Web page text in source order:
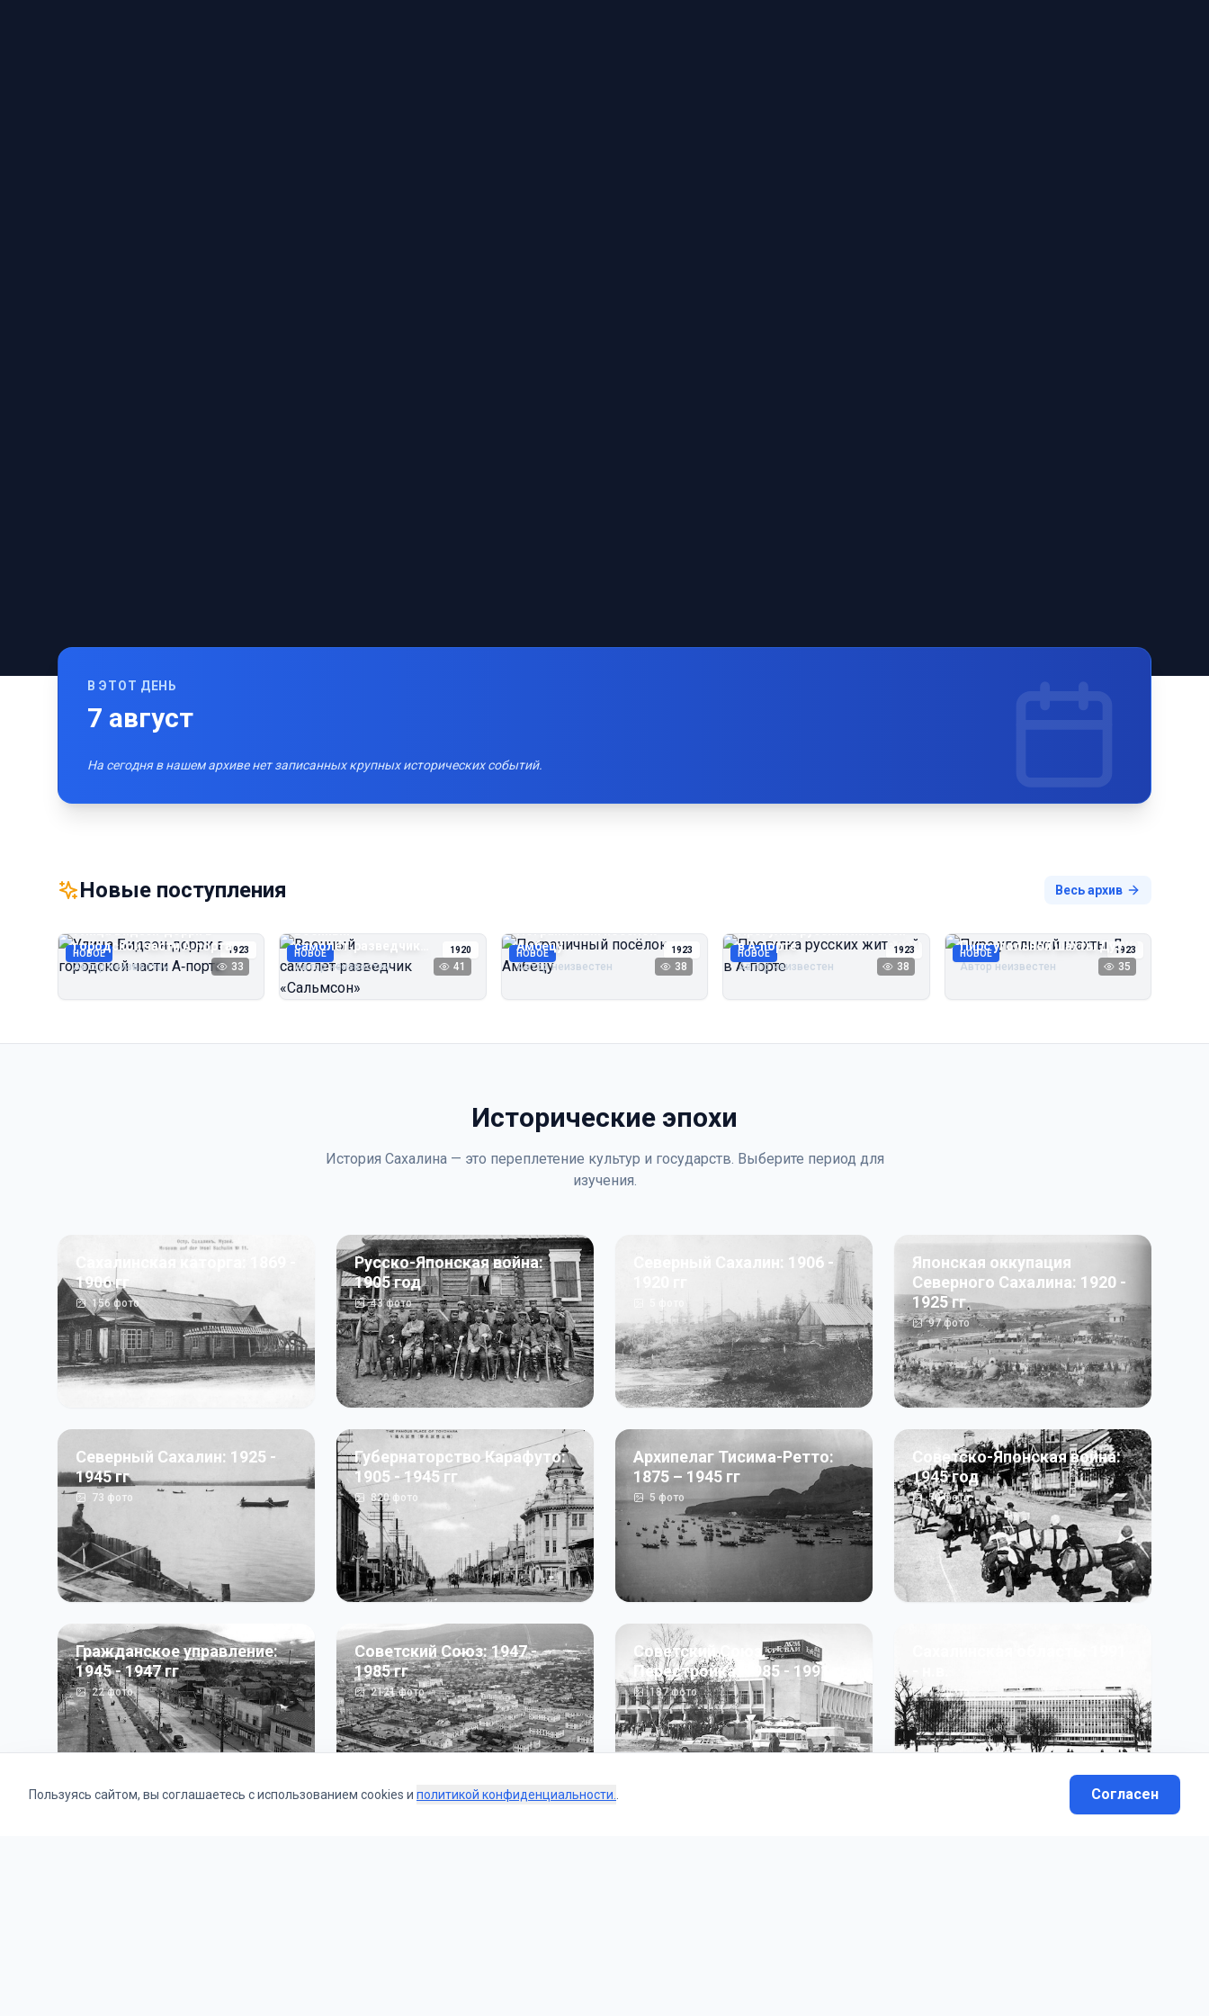
В ЭТОТ ДЕНЬ
7 август
На сегодня в нашем архиве нет записанных крупных исторических событий.
Новые поступления Весь архив
НОВОЕ 1923
Улица Бидзэн‑дорри в
городской части А‑порта
Автор неизвестен 33
НОВОЕ 1920
Военный
самолёт‑разведчик
«Сальмсон»
Автор неизвестен 41
НОВОЕ 1923
Пограничный посёлок
Амбецу
Автор неизвестен 38
НОВОЕ 1923
Прогулка русских жителей
в А‑порте
Автор неизвестен 38
НОВОЕ 1923
Пирс угольной шахты Дуэ
Автор неизвестен 35
Исторические эпохи
История Сахалина — это переплетение культур и государств. Выберите период для
изучения.
Сахалинская каторга: 1869 -
1906 гг
156фото
Русско-Японская война:
1905 год
43фото
Северный Сахалин: 1906 -
Японская оккупация
Северного Сахалина: 1920 -
1925 гг
97фото
Северный Сахалин: 1925 -
1945 гг
73 фото
Губернаторство Карафуто:
1905 - 1945 гг
820фото
Архипелаг Тисима-Ретто:
1875 – 1945 гг
5фото
Советско-Японская война:
1945 год
50фото
Гражданское управление:
1945 - 1947 гг
22фото
Советский Союз: 1947 -
1985 гг
2121фото
Советский Союз.
Перестройка: 1985 - 1991 гг
187фото 13фото
Пользуясь сайтом, вы соглашаетесь с использованием cookies и политикой конфиденциальности. Согласен